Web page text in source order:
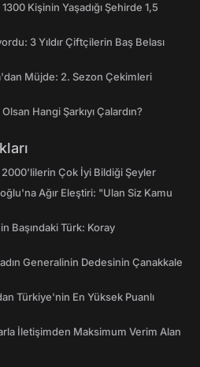
Kişinin Yaşadığı Şehirde 1,5
3 Yıldır Çiftçilerin Baş Belası
Müjde: 2. Sezon Çekimleri
Hangi Şarkıyı Çalardın?
2000'lilerin Çok İyi Bildiği Şeyler
Ağır Eleştiri: "Ulan Siz Kamu
Başındaki Türk: Koray
Generalinin Dedesinin Çanakkale
Türkiye'nin En Yüksek Puanlı
İletişimden Maksimum Verim Alan